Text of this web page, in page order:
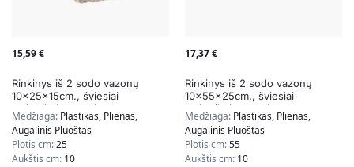
15,59€
Rinkinys iš 2 sodo vazonų
10x25x15cm., šviesiai
rudos/baltos spalvos
Medžiaga: Plastikas, Plienas,
Augalinis Pluoštas
Plotis cm:25
Aukštis cm: 10
17,37€
Rinkinys iš 2 sodo vazonų
10x55x25cm., šviesiai
rudos/baltos spalvos
Medžiaga: Plastikas, Plienas,
Augalinis Pluoštas
Plotis cm:55
Aukštis cm: 10